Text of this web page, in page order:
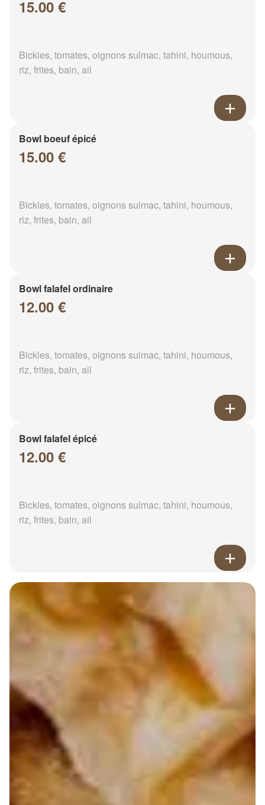
15.00 €
Bickles, tomates, oignons sulmac, tahini, houmous,
riz, frites, bain, ail
Bowl boeuf épicé
15.00 €
Bickles, tomates, oignons sulmac, tahini, houmous,
riz, frites, bain, ail
Bowl falafel ordinaire
12.00 €
Bickles, tomates, oignons sulmac, tahini, houmous,
riz, frites, bain, ail
Bowl falafel épicé
12.00 €
Bickles, tomates, oignons sulmac, tahini, houmous,
riz, frites, bain, ail